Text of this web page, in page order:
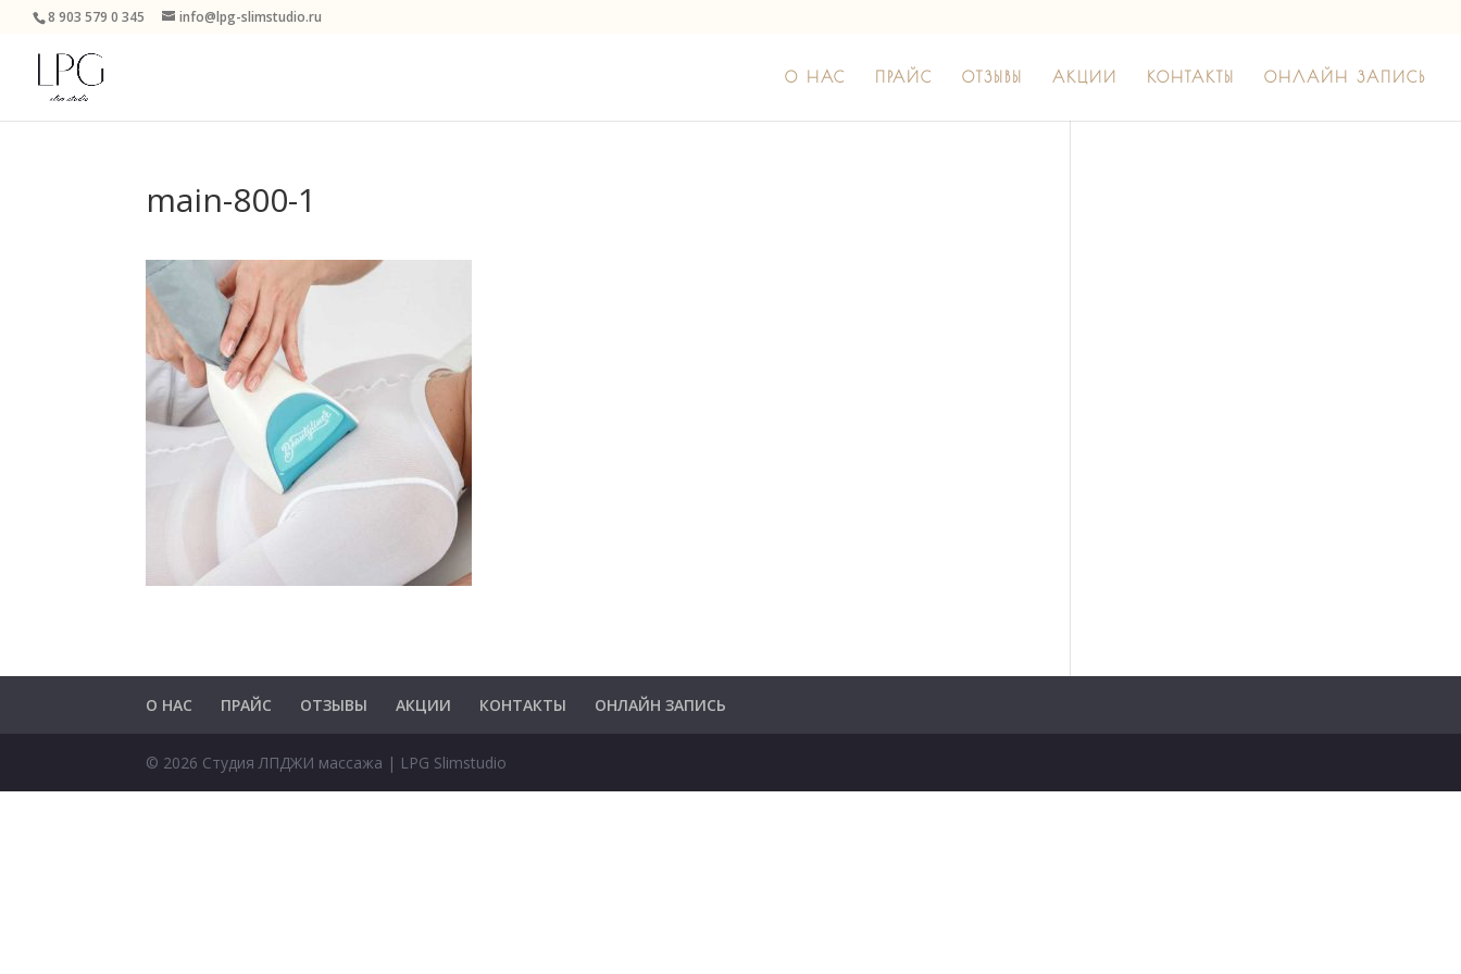
8 903 579 0 345 info@lpg-slimstudio.ru
О НАС ПРАЙС ОТЗЫВЫ АКЦИИ КОНТАКТЫ ОНЛАЙН ЗАПИСЬ
main-800-1
О НАС ПРАЙС ОТЗЫВЫ АКЦИИ КОНТАКТЫ ОНЛАЙН ЗАПИСЬ
© 2026 Студия ЛПДЖИ массажа | LPG Slimstudio